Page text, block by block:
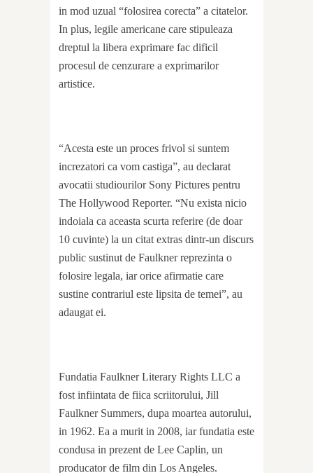
in mod uzual “folosirea corecta” a citatelor.
In plus, legile americane care stipuleaza
dreptul la libera exprimare fac dificil
procesul de cenzurare a exprimarilor
artistice.
“Acesta este un proces frivol si suntem
increzatori ca vom castiga”, au declarat
avocatii studiourilor Sony Pictures pentru
The Hollywood Reporter. “Nu exista nicio
indoiala ca aceasta scurta referire (de doar
10 cuvinte) la un citat extras dintr-un discurs
public sustinut de Faulkner reprezinta o
folosire legala, iar orice afirmatie care
sustine contrariul este lipsita de temei”, au
adaugat ei.
Fundatia Faulkner Literary Rights LLC a
fost infiintata de fiica scriitorului, Jill
Faulkner Summers, dupa moartea autorului,
in 1962. Ea a murit in 2008, iar fundatia este
condusa in prezent de Lee Caplin, un
producator de film din Los Angeles.